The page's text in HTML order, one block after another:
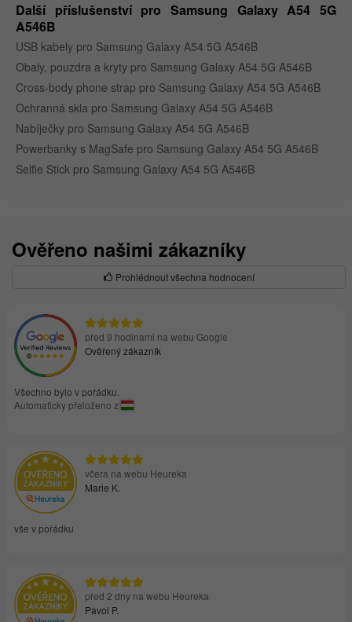
Další příslušenství pro Samsung Galaxy A54 5G
A546B
USB kabely pro Samsung Galaxy A54 5G A546B
Obaly, pouzdra a kryty pro Samsung Galaxy A54 5G A546B
Cross-body phone strap pro Samsung Galaxy A54 5G A546B
Ochranná skla pro Samsung Galaxy A54 5G A546B
Nabíječky pro Samsung Galaxy A54 5G A546B
Powerbanky s MagSafe pro Samsung Galaxy A54 5G A546B
Selfie Stick pro Samsung Galaxy A54 5G A546B
Ověřeno našimi zákazníky
Prohlédnout všechna hodnocení
před 9 hodinami na webu Google
Ověřený zákazník
Všechno bylo v pořádku.
Automaticky přeloženo z
včera na webu Heureka
Marie K.
vše v pořádku
před 2 dny na webu Heureka
Pavol P.